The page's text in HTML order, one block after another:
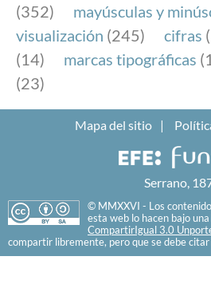
(352)
mayúsculas y
visualización (245) cifras
(14)
marcas tipográficas
(23)
Mapa del sitio
Serrano,
© MMXXVI - Los
esta web lo hacen bajo
CompartirIgual 3.0
compartir libremente, pero que se debe